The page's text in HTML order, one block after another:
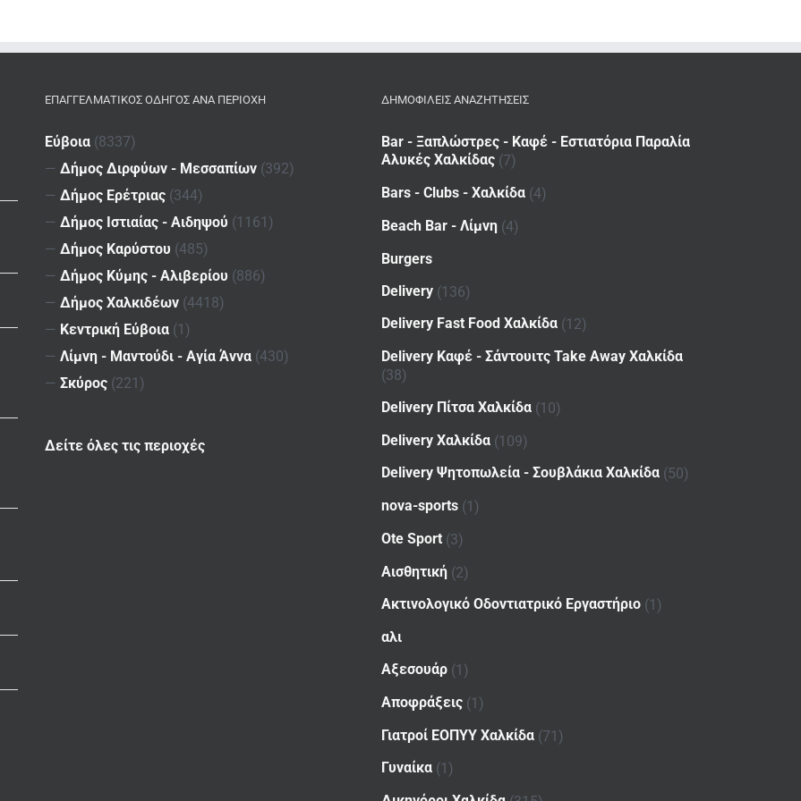
ΕΠΑΓΓΕΛΜΑΤΙΚΌΣ ΟΔΗΓΌΣ ΑΝΆ ΠΕΡΙΟΧΉ
Εύβοια (8337)
— Δήμος Διρφύων - Μεσσαπίων (392)
— Δήμος Ερέτριας (344)
— Δήμος Ιστιαίας - Αιδηψού (1161)
— Δήμος Καρύστου (485)
— Δήμος Κύμης - Αλιβερίου (886)
— Δήμος Χαλκιδέων (4418)
— Κεντρική Εύβοια (1)
— Λίμνη - Μαντούδι - Αγία Άννα (430)
— Σκύρος (221)
Δείτε όλες τις περιοχές
ΔΗΜΟΦΙΛΕΙΣ ΑΝΑΖΗΤΗΣΕΙΣ
Bar - Ξαπλώστρες - Καφέ - Εστιατόρια Παραλία
Αλυκές Χαλκίδας (7)
Bars - Clubs - Χαλκίδα (4)
Beach Bar - Λίμνη (4)
Burgers
Delivery (136)
Delivery Fast Food Χαλκίδα (12)
Delivery Καφέ - Σάντουιτς Take Away Χαλκίδα
(38)
Delivery Πίτσα Χαλκίδα (10)
Delivery Χαλκίδα (109)
Delivery Ψητοπωλεία - Σουβλάκια Χαλκίδα (50)
nova-sports (1)
Ote Sport (3)
Αισθητική (2)
Ακτινολογικό Οδοντιατρικό Εργαστήριο (1)
αλι
Αξεσουάρ (1)
Αποφράξεις (1)
Γιατροί ΕΟΠΥΥ Χαλκίδα (71)
Γυναίκα (1)